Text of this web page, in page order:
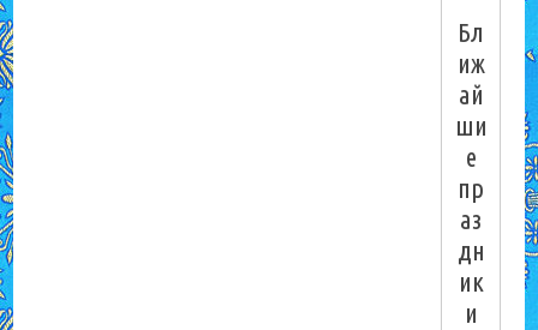
Бл
иж
ай
ши
е
пр
аз
дн
ик
и